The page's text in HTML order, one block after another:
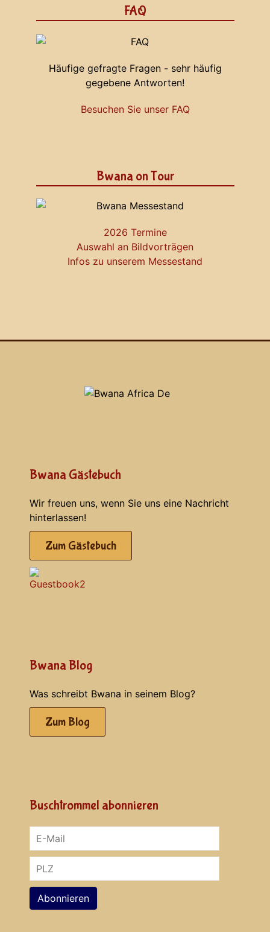
FAQ
Häufige gefragte Fragen - sehr häufig
gegebene Antworten!
Besuchen Sie unser FAQ
Bwana on Tour
2026 Termine
Auswahl an Bildvorträgen
Infos zu unserem Messestand
Bwana Gästebuch
Wir freuen uns, wenn Sie uns eine Nachricht
hinterlassen!
Zum Gästebuch
Bwana Blog
Was schreibt Bwana in seinem Blog?
Zum Blog
Buschtrommel abonnieren
Abonnieren